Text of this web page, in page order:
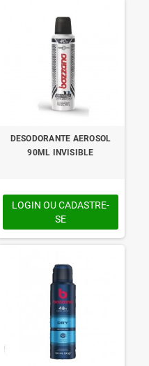
DESODORANTE AEROSOL
90ML INVISIBLE
LOGIN OU CADASTRE-
SE